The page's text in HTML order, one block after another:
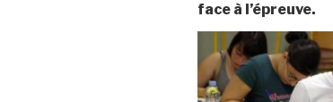
face à l’épreuve.